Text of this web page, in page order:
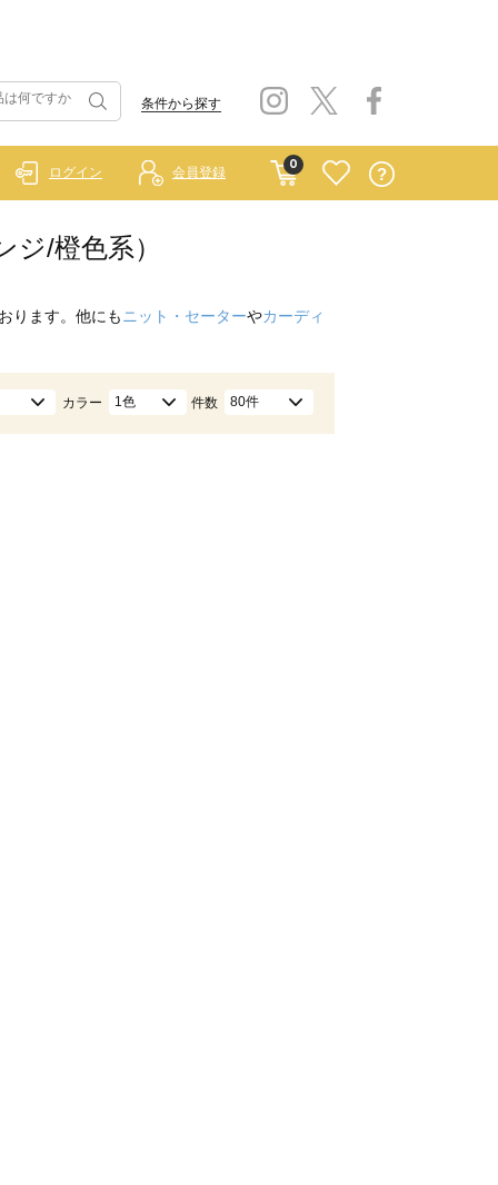
条件から探す
0
ログイン 会員登録
/橙色系）
ります。他にも ニット・セーターやカーディ
カラー 1色 件数 80件